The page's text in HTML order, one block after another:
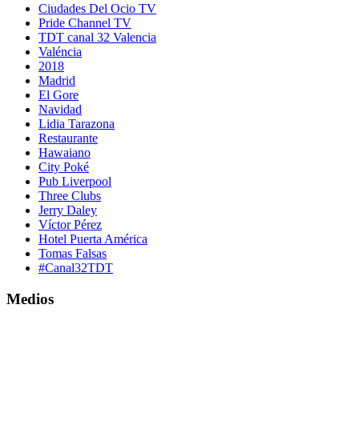
Ciudades Del Ocio TV
Pride Channel TV
TDT canal 32 Valencia
Valéncia
2018
Madrid
El Gore
Navidad
Lidia Tarazona
Restaurante
Hawaiano
City Poké
Pub Liverpool
Three Clubs
Jerry Daley
Víctor Pérez
Hotel Puerta América
Tomas Falsas
#Canal32TDT
Medios